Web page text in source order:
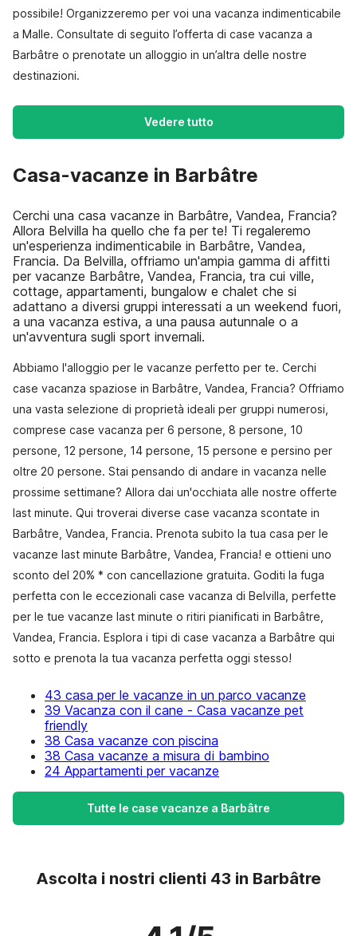
possibile! Organizzeremo per voi una vacanza indimenticabile
a Malle. Consultate di seguito l’offerta di case vacanza a
Barbâtre o prenotate un alloggio in un’altra delle nostre
destinazioni.
Vedere tutto
Casa-vacanze in Barbâtre
Cerchi una casa vacanze in Barbâtre, Vandea, Francia?
Allora Belvilla ha quello che fa per te! Ti regaleremo
un'esperienza indimenticabile in Barbâtre, Vandea,
Francia. Da Belvilla, offriamo un'ampia gamma di affitti
per vacanze Barbâtre, Vandea, Francia, tra cui ville,
cottage, appartamenti, bungalow e chalet che si
adattano a diversi gruppi interessati a un weekend fuori,
a una vacanza estiva, a una pausa autunnale o a
un'avventura sugli sport invernali.
Abbiamo l'alloggio per le vacanze perfetto per te. Cerchi
case vacanza spaziose in Barbâtre, Vandea, Francia? Offriamo
una vasta selezione di proprietà ideali per gruppi numerosi,
comprese case vacanza per 6 persone, 8 persone, 10
persone, 12 persone, 14 persone, 15 persone e persino per
oltre 20 persone. Stai pensando di andare in vacanza nelle
prossime settimane? Allora dai un'occhiata alle nostre offerte
last minute. Qui troverai diverse case vacanza scontate in
Barbâtre, Vandea, Francia. Prenota subito la tua casa per le
vacanze last minute Barbâtre, Vandea, Francia! e ottieni uno
sconto del 20% * con cancellazione gratuita. Goditi la fuga
perfetta con le eccezionali case vacanza di Belvilla, perfette
per le tue vacanze last minute o ritiri pianificati in Barbâtre,
Vandea, Francia. Esplora i tipi di case vacanza a Barbâtre qui
sotto e prenota la tua vacanza perfetta oggi stesso!
43 casa per le vacanze in un parco vacanze
39 Vacanza con il cane - Casa vacanze pet
friendly
38 Casa vacanze con piscina
38 Casa vacanze a misura di bambino
24 Appartamenti per vacanze
Tutte le case vacanze a Barbâtre
Ascolta i nostri clienti 43 in Barbâtre